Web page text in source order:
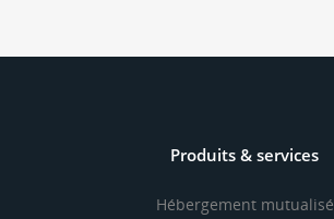
Produits & services
Hébergement mutualisé